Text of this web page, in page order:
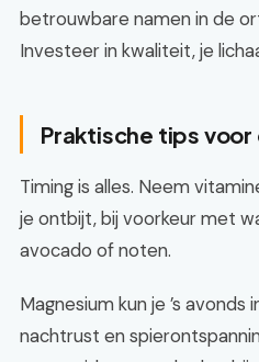
betrouwbare namen in de
Investeer in kwaliteit, je
Praktische tips
Timing is alles. Neem
je ontbijt, bij voorkeur met
avocado of noten.
Magnesium kun je ’s
nachtrust en